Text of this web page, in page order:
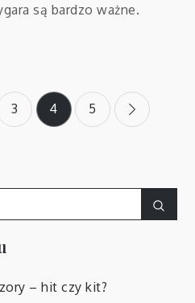
są bardzo ważne.
3 4 5
– hit czy kit?